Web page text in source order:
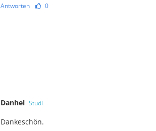
Antworten 0
Danhel Studi
Dankeschön.